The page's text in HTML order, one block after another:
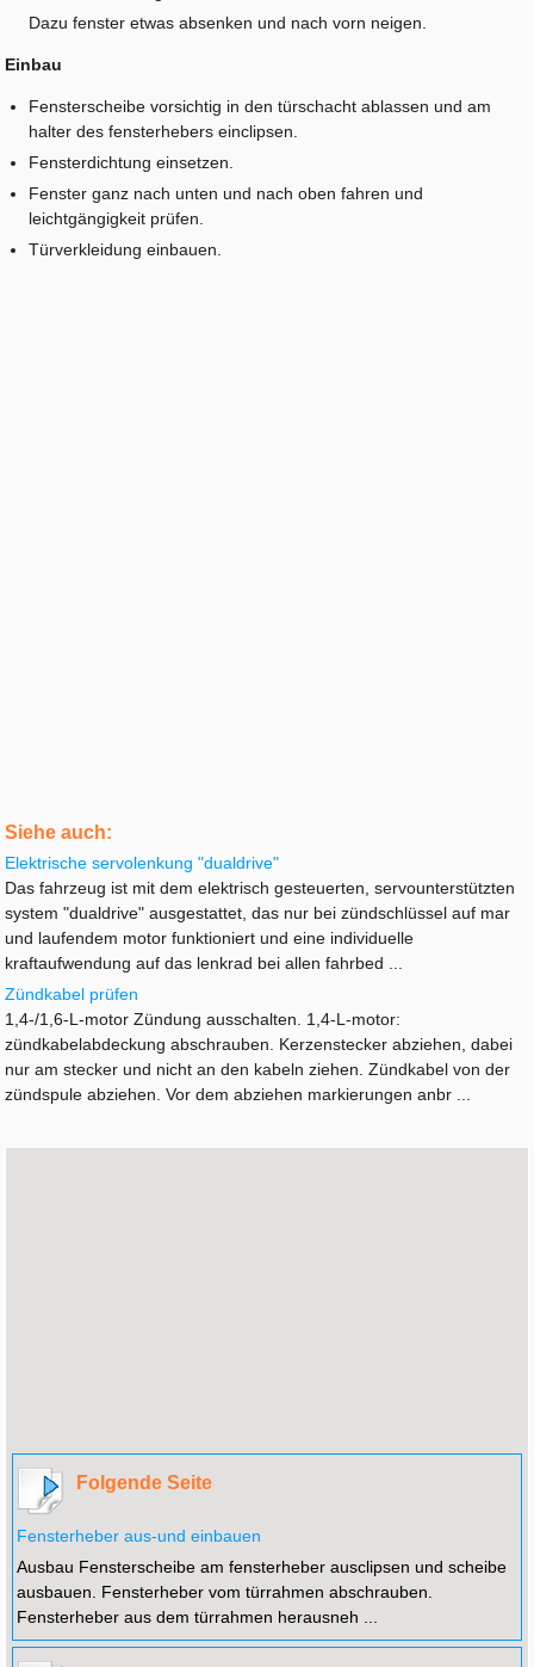
Dazu fenster etwas absenken und nach vorn neigen.
Einbau
Fensterscheibe vorsichtig in den türschacht ablassen und am
halter des fensterhebers einclipsen.
Fensterdichtung einsetzen.
Fenster ganz nach unten und nach oben fahren und
leichtgängigkeit prüfen.
Türverkleidung einbauen.
Siehe auch:
Elektrische servolenkung "dualdrive"
Das fahrzeug ist mit dem elektrisch gesteuerten, servounterstützten
system "dualdrive" ausgestattet, das nur bei zündschlüssel auf mar
und laufendem motor funktioniert und eine individuelle
kraftaufwendung auf das lenkrad bei allen fahrbed ...
Zündkabel prüfen
1,4-/1,6-L-motor Zündung ausschalten. 1,4-L-motor:
zündkabelabdeckung abschrauben. Kerzenstecker abziehen, dabei
nur am stecker und nicht an den kabeln ziehen. Zündkabel von der
zündspule abziehen. Vor dem abziehen markierungen anbr ...
Folgende Seite
Fensterheber aus-und einbauen
Ausbau Fensterscheibe am fensterheber ausclipsen und scheibe
ausbauen. Fensterheber vom türrahmen abschrauben.
Fensterheber aus dem türrahmen herausneh ...